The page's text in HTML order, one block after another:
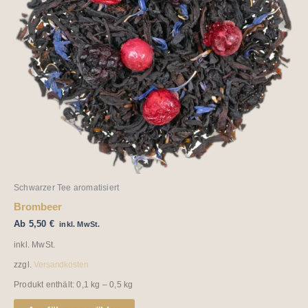
Schwarzer Tee aromatisiert
Brombeer
Ab 5,50 € inkl. MwSt.
inkl. MwSt.
zzgl.Versandkosten
Produkt enthält: 0,1 kg – 0,5 kg
Die
Optionen
können
auf
der
Produktseite
gewählt
werden